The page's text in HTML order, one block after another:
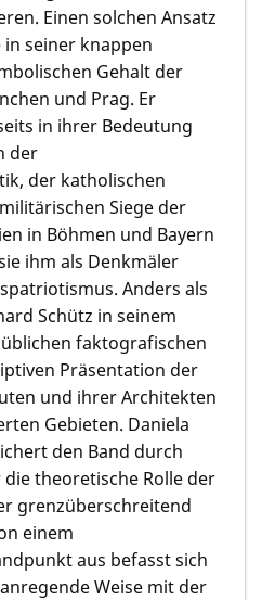
Einen solchen Ansatz
seiner knappen
Gehalt der
und Prag. Er
in ihrer Bedeutung
der
der katholischen
Siege der
in Böhmen und Bayern
ihm als Denkmäler
Anders als
Schütz in seinem
faktografischen
Präsentation der
und ihrer Architekten
Gebieten. Daniela
den Band durch
theoretische Rolle der
grenzüberschreitend
einem
aus befasst sich
Weise mit der